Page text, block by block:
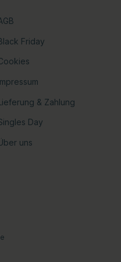
Friday
& Zahlung
Day
uns